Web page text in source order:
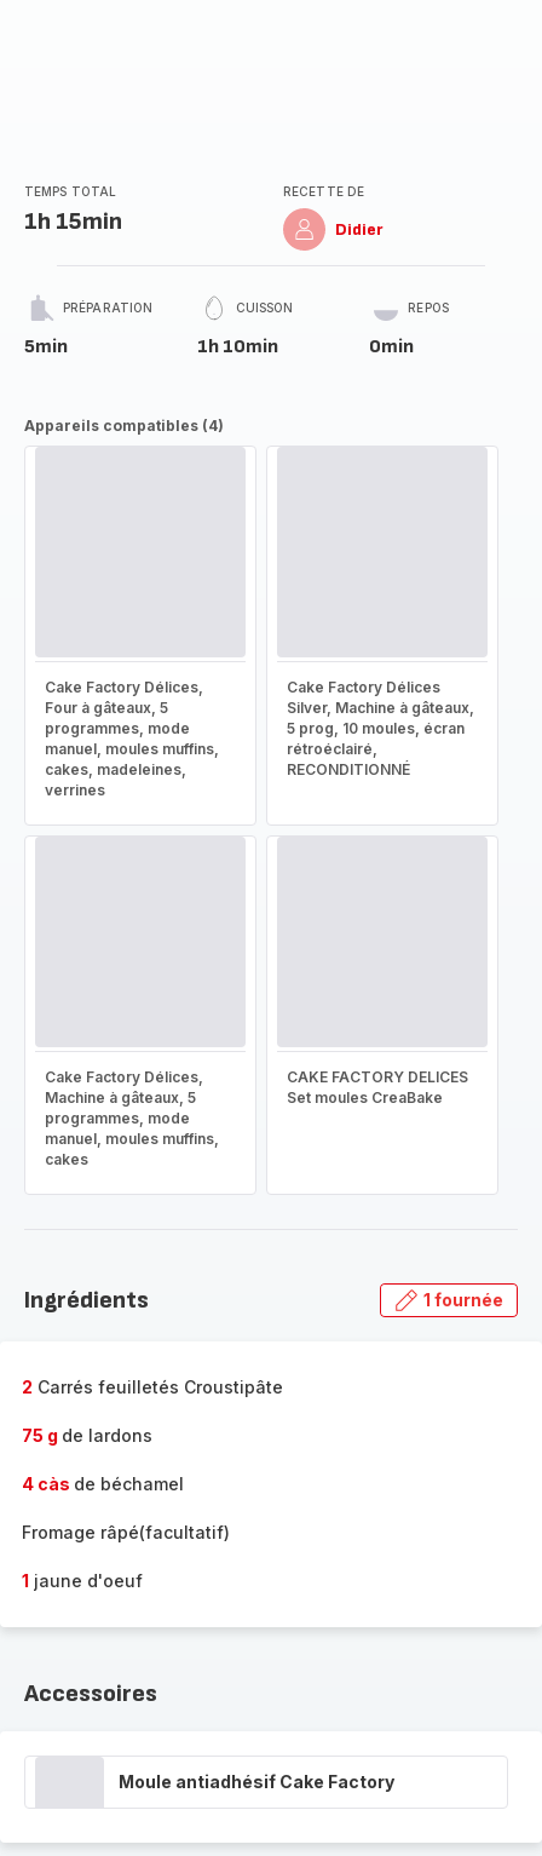
TEMPS TOTAL
1h 15min
RECETTE DE
Didier
PRÉPARATION
5min
CUISSON
1h 10min
REPOS
0min
Appareils compatibles (4)
Cake Factory Délices,
Four à gâteaux, 5
programmes, mode
manuel, moules muffins,
cakes, madeleines,
verrines
Cake Factory Délices
Silver, Machine à gâteaux,
5 prog, 10 moules, écran
rétroéclairé,
RECONDITIONNÉ
Cake Factory Délices,
Machine à gâteaux, 5
programmes, mode
manuel, moules muffins,
cakes
CAKE FACTORY DELICES
Set moules CreaBake
Ingrédients 1 fournée
2 Carrés feuilletés Croustipâte
75 g de lardons
4 càs de béchamel
Fromage râpé(facultatif)
1 jaune d'oeuf
Accessoires
Moule antiadhésif Cake Factory